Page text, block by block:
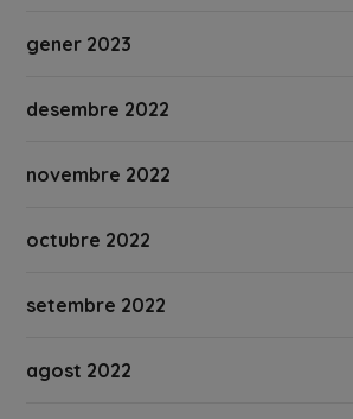
gener 2023
desembre 2022
novembre 2022
octubre 2022
setembre 2022
agost 2022